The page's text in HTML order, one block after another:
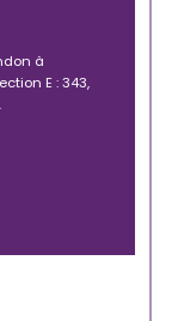
à
E : 343,